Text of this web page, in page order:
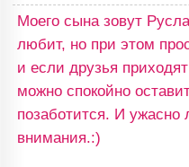
Моего сына зовут
любит, но при этом
и если друзья
можно спокойно
позаботится. И
внимания.:)